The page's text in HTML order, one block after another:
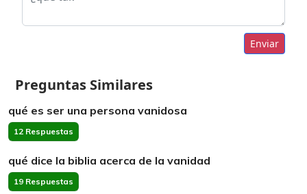
Enviar
Preguntas Similares
qué es ser una persona vanidosa
12 Respuestas
qué dice la biblia acerca de la vanidad
19 Respuestas